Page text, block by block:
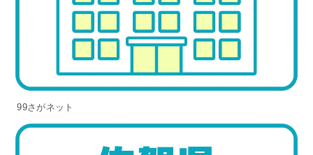
99さがネット